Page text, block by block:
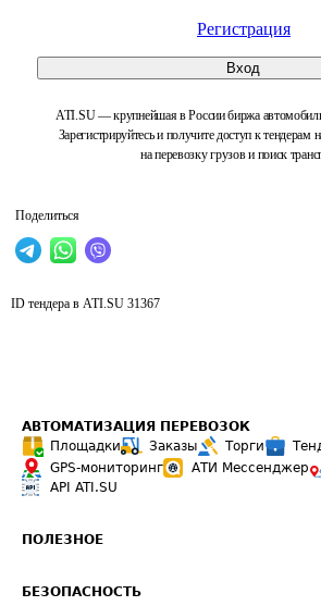
Регистрация
Вход
ATI.SU — крупнейшая в России биржа
Зарегистрируйтесь и получите доступ к тендерам
на перевозку грузов и поиск
Поделиться
ID тендера в ATI.SU 31367
АВТОМАТИЗАЦИЯ ПЕРЕВОЗОК
Площадки
Заказы Торги
GPS-мониторинг
АТИ Мессенджер
API ATI.SU
ПОЛЕЗНОЕ
БЕЗОПАСНОСТЬ